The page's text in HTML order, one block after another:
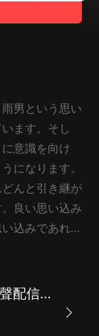
男という思い
ます。そし
意識を向け
になります。
んと引き継が
良い思い込み
込みであれ
ができませ
古屋や東京の
催された大阪
す。
きくまる 心理學講座音聲配信サービス